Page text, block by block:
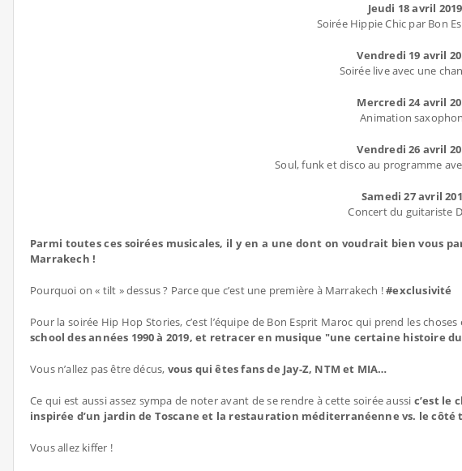
Jeudi 18 avril 2019
Soirée Hippie Chic par Bon
Vendredi 19 avril
Soirée live avec une
Mercredi 24 avril
Animation
Vendredi 26 avril
Soul, funk et disco au programme
Samedi 27 avril
Concert du guitariste
Parmi toutes ces soirées musicales, il y en a une dont on voudrait bien vous
Marrakech !
Pourquoi on « tilt » dessus ? Parce que c’est une première à Marrakech !#exclusivité
Pour la soirée Hip Hop Stories, c’est l’équipe de Bon Esprit Maroc qui prend les
school des années 1990 à 2019, et retracer en musique "une certaine histoire
Vous n’allez pas être décus, vous qui êtes fans de Jay-Z, NTM et MIA…
Ce qui est aussi assez sympa de noter avant de se rendre à cette soirée aussi c’est le
inspirée d’un jardin de Toscane et la restauration méditerranéenne vs. le
Vous allez kiffer !